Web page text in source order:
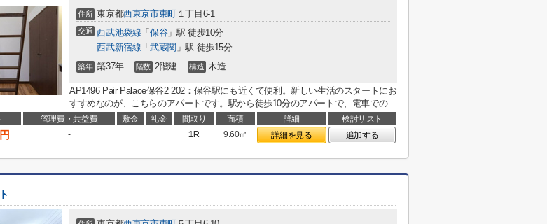
住所 東京都西東京市東町１丁目6-1
交通 西武池袋線 「 保谷」駅 徒歩10分
西武新宿線 「 武蔵関 」駅 徒歩15分
築年 築37年 階数 2階建 構造 木造
AP1496 Pair Palace保谷2 202：保谷駅にも近くて便利。新しい生活のスタートにお
すすめなのが、こちらのアパートです。駅から徒歩10分のアパートで、電車での...
管理費・共益費 敷金 礼金 間取り 面積 詳細
検討リスト
- 1R 9.60㎡ 詳細を見る 追加する